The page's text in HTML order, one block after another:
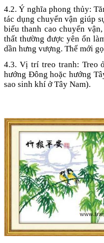
4.2. Ý nghĩa phong thủy:
tác dụng chuyển vận giúp
biểu thanh cao chuyển
thất thường được yên ổn
dần hưng vượng. Thế mới
4.3. Vị trí treo tranh: Treo
hướng Đông hoặc hướng
sao sinh khí ở Tây Nam).